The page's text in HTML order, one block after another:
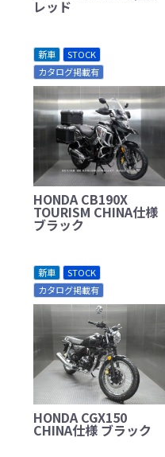
レッド
新車
STOCK
カタログ掲載有
HONDA CB190X
TOURISM CHINA仕様
ブラック
新車
STOCK
カタログ掲載有
HONDA CGX150
CHINA仕様 ブラック